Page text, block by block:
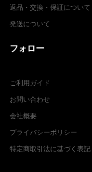
返品・交換 ・ 保証について
発送について
フォロー
ご利用ガイド
お問い合わせ
会社概要
プライバシーポリシー
特定商取引法に基づく表記